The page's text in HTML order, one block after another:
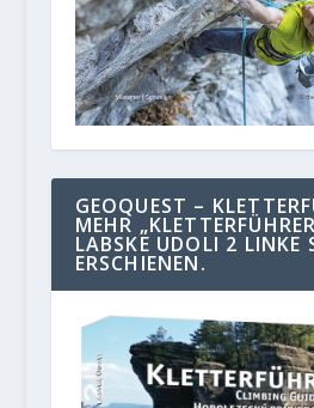
GEOQUEST –
MEHR
LABSKE UDOLI 2 LINKE
ERSCHIENEN.